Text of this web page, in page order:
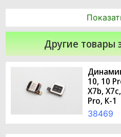
Другие товары
10, 10
X7b,
Pro, К-1
38469